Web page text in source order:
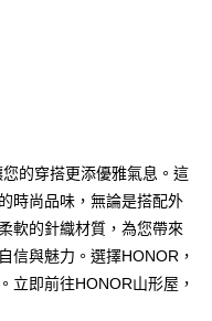
服務，未滿則另收
的穿搭更添優雅氣息。這
時尚品味，無論是搭配外
軟的針織材質，為您帶來
信與魅力。選擇HONOR，
立即前往HONOR山形屋，